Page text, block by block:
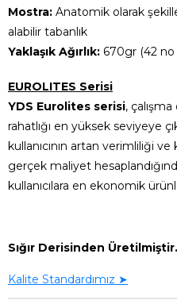
Mostra: Anatomik olarak
alabilir tabanlık
Yaklaşık Ağırlık: 670gr (42 no
EUROLITES Serisi
YDS Eurolites serisi,
rahatlığı en yüksek seviyeye
kullanıcının artan verimliliği
gerçek maliyet
kullanıcılara en ekonomik
Sığır Derisinden Üretilmiştir.
Kalite Standardımız ➤